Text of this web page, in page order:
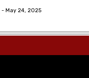
- May 24, 2025